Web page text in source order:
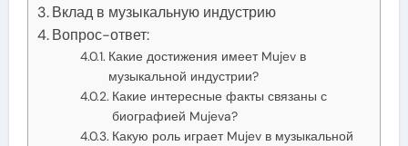
Вклад в музыкальную индустрию
Вопрос-ответ:
Какие достижения имеет Mujev в
музыкальной индустрии?
Какие интересные факты связаны с
биографией Mujeva?
Какую роль играет Mujev в музыкальной